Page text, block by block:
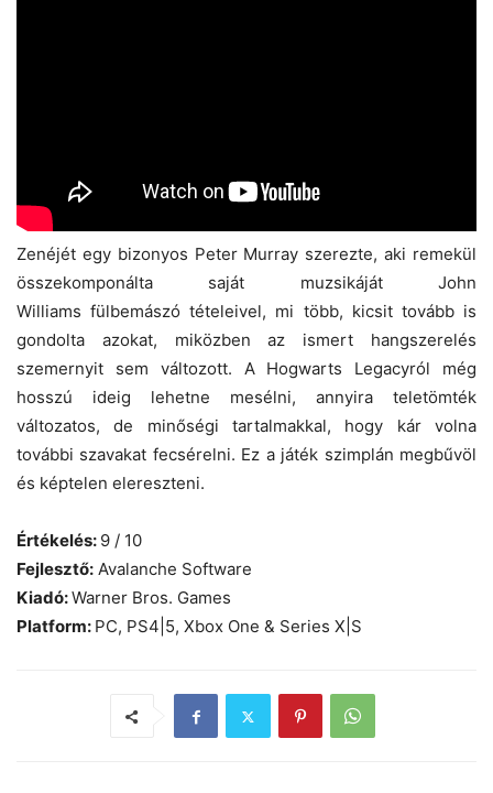
Zenéjét egy bizonyos Peter Murray szerezte, aki remekül
összekomponálta saját muzsikáját John
Williams fülbemászó tételeivel, mi több, kicsit tovább is
gondolta azokat, miközben az ismert hangszerelés
szemernyit sem változott. A Hogwarts Legacyról még
hosszú ideig lehetne mesélni, annyira teletömték
változatos, de minőségi tartalmakkal, hogy kár volna
további szavakat fecsérelni. Ez a játék szimplán megbűvöl
és képtelen elereszteni.
Értékelés: 9 / 10
Fejlesztő: Avalanche Software
Kiadó:Warner Bros. Games
Platform: PC, PS4|5, Xbox One & Series X|S